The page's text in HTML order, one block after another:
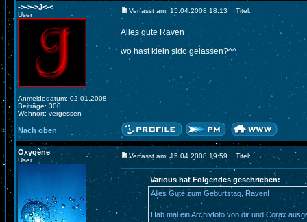
->->->J<-<
User
Anmeldedatum: 02.01.2008
Beiträge: 300
Wohnort: vergessen
Verfasst am: 15.04.2008 18:13 Titel:
Alles gute Raven
wo hast klein sido gelassen?^^
Nach oben
Oxygène
User
Verfasst am: 15.04.2008 19:59 Titel:
Various hat Folgendes geschrieben:
Alles Gute zum Geburtstag, Raven!
Hab mal ein Archivfoto von dir und Corax